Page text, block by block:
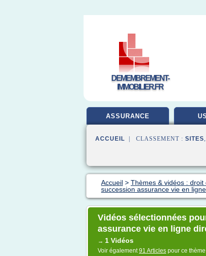
DEMEMBREMENT-
IMMOBILIER.FR
ASSURANCE
ACCUEIL | CLASSEMENT : SITES,
Accueil > Thèmes & vidéos : droit
succession assurance vie en
Vidéos sélectionnées
assurance vie en ligne
→ 1 Vidéos
Voir également91 Articles pour ce thème